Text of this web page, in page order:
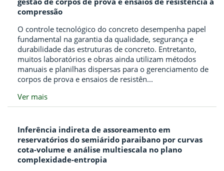
compressão
O controle tecnológico do concreto desempenha papel
fundamental na garantia da qualidade, segurança e
durabilidade das estruturas de concreto. Entretanto,
muitos laboratórios e obras ainda utilizam métodos
manuais e planilhas dispersas para o gerenciamento de
corpos de prova e ensaios de resistên...
Ver mais
Inferência indireta de assoreamento em
reservatórios do semiárido paraibano por curvas
cota-volume e análise multiescala no plano
complexidade-entropia